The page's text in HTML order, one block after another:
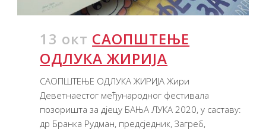
13 окт САОПШТЕЊЕ
ОДЛУКА ЖИРИЈА
САОПШТЕЊЕ ОДЛУКА ЖИРИЈА Жири
Деветнаестог међународног фестивала
позоришта за дјецу БАЊА ЛУКА 2020, у саставу:
др Бранка Рудман, предсједник, Загреб,